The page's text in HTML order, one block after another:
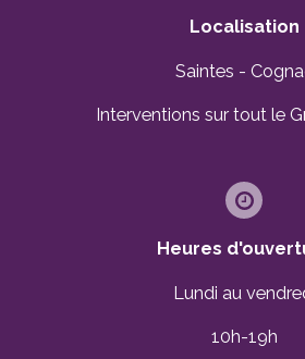
Localisation
Saintes -
Interventions sur tout le
Heures
Lundi au
10h-19h